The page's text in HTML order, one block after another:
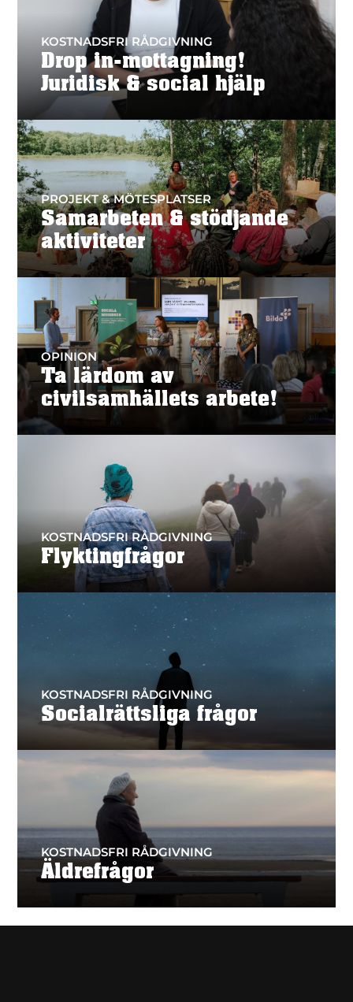
KOSTNADSFRI RÅDGIVNING
Drop in-mottagning!
Juridisk & social hjälp
PROJEKT & MÖTESPLATSER
Samarbeten & stödjande
aktiviteter
OPINION
Ta lärdom av
civilsamhällets arbete!
KOSTNADSFRI RÅDGIVNING
Flyktingfrågor
KOSTNADSFRI RÅDGIVNING
Socialrättsliga frågor
KOSTNADSFRI RÅDGIVNING
Äldrefrågor